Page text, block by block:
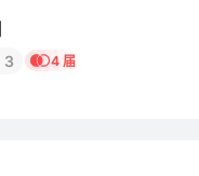
3 4 届